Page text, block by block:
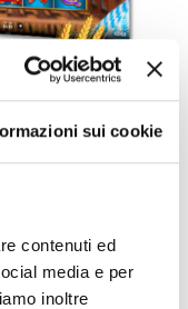
sui cookie
contenuti ed
media e per
inoltre